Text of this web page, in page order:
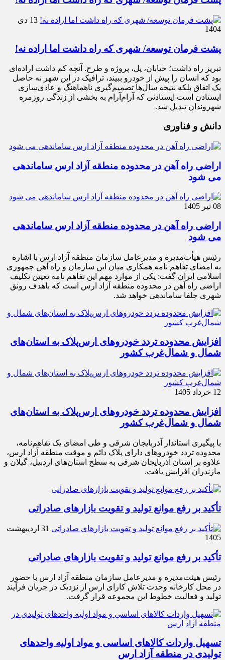
13 دی
1404
پشت فرمان توسعه/ شهری که راه داشت اما اراده نه!
تبریز راه داشت؛ خیابان، پل، پروژه و طرح. آنچه کم داشت اراده‌ای
بود که انسان را پیش از خودرو ببیند، ترافیک در این شهر نه حاصل
یک اتفاق بلکه نتیجه سال‌ها تصمیم‌گیری ناهماهنگ و عادی‌سازی
ایستادن است ایستادنی که آرام‌آرام به بخشی از زندگی روزمره
شهروندان تبدیل شد.
دانش و فناوری
اراضی راه آهن در محدوده منطقه آزاد ارس ساماندهی
می شود
08 تیر 1405
اراضی راه آهن در محدوده منطقه آزاد ارس ساماندهی
می شود
رئیس هیأت‌مدیره و مدیرعامل سازمان منطقه آزاد ارس با اشاره
به امضای تفاهم نامه همکاری میان این سازمان و راه آهن جمهوری
اسلامی ایران گفت: یکی از موارد مهم این تفاهم نامه تعیین تکلیف
اراضی راه آهن در محدوده منطقه آزاد ارس است که باهدف رونق
شهری جلفا ساماندهی خواهد شد.
افزایش محدوده تردد خودروهای ارس‌پلاک به استان‌های
شمال و شمال‌غرب کشور
12 خرداد 1405
افزایش محدوده تردد خودروهای ارس‌پلاک به استان‌های
شمال و شمال‌غرب کشور
با پیگیری استاندار آذربایجان شرقی و طی امضای یک تفاهم‌نامه،
محدوده تردد خودروهای دارای پلاک دائم و موقت منطقه آزاد ارس،
علاوه بر استان آذربایجان شرقی به سطح استان‌های اردبیل، گیلان و
مازندران افزایش یافت.
تأکید بر رفع موانع تولید و تقویت بازارهای صادراتی
31 اردیبهشت
1405
تأکید بر رفع موانع تولید و تقویت بازارهای صادراتی
رئیس هیئت‌مدیره و مدیرعامل سازمان منطقه آزاد ارس با حضور
در محل کارخانه وحدت تلاش کارای ارس از نزدیک در جریان فرآیند
تولید و فعالیت خطوط این مجموعه قرار گرفت.
تسهیل واردات کالاهای اساسی و مواد اولیه واحدهای
تولیدی در منطقه آزاد ارس